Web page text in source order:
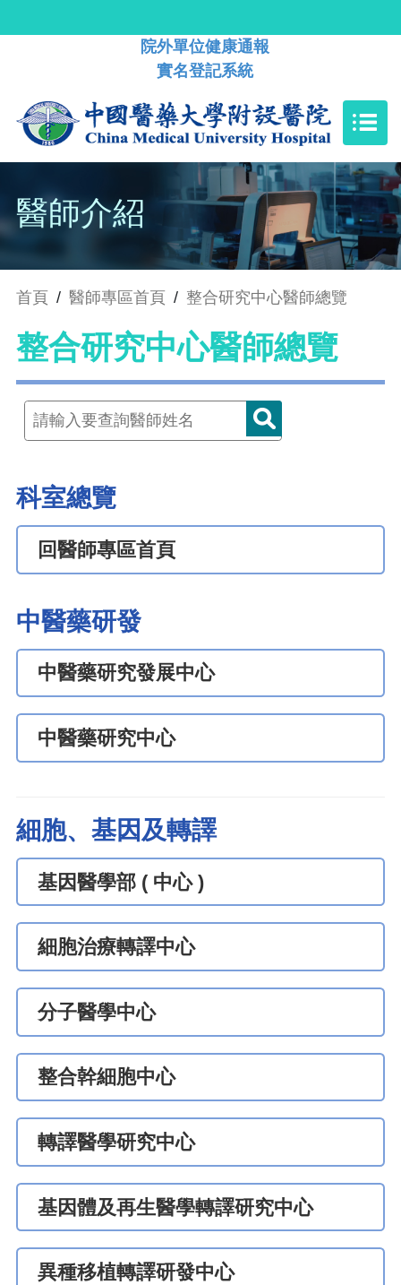
院外單位健康通報
實名登記系統
醫師介紹
首頁 / 醫師專區首頁 / 整合研究中心醫師總覽
整合研究中心醫師總覽
科室總覽
回醫師專區首頁
中醫藥研發
中醫藥研究發展中心
中醫藥研究中心
細胞、基因及轉譯
基因醫學部 ( 中心 )
細胞治療轉譯中心
分子醫學中心
整合幹細胞中心
轉譯醫學研究中心
基因體及再生醫學轉譯研究中心
異種移植轉譯研發中心